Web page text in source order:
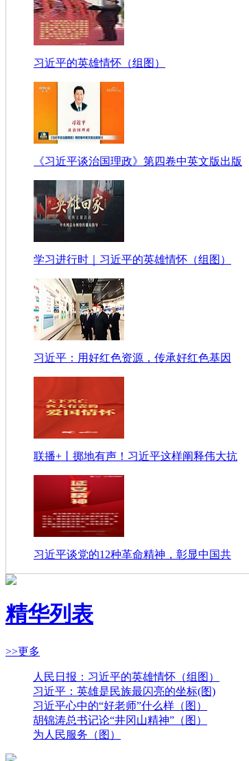
习近平的英雄情怀（组图）
《习近平谈治国理政》第四卷中英文版出版
学习进行时｜习近平的英雄情怀（组图）
习近平：用好红色资源，传承好红色基因
联播+丨掷地有声！习近平这样阐释伟大抗
习近平谈党的12种革命精神，彰显中国共
精华列表
>>更多
人民日报：习近平的英雄情怀（组图）
习近平：英雄是民族最闪亮的坐标(图)
习近平心中的“好老师”什么样（图）
胡锦涛总书记论“井冈山精神”（图）
为人民服务（图）